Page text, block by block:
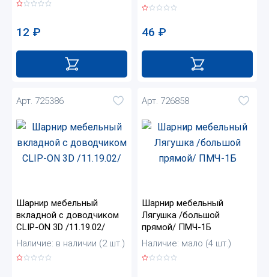
12 ₽ 46 ₽
Арт. 725386
Шарнир мебельный
вкладной с доводчиком
CLIP-ON 3D /11.19.02/
Наличие: в наличии (2 шт.)
Арт. 726858
Шарнир мебельный
Лягушка /большой
прямой/ ПМЧ-1Б
Наличие: мало (4 шт.)